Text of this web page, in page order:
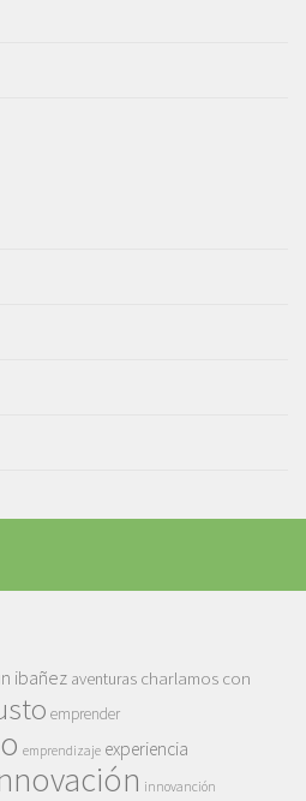
ibañez aventuras charlamos con
emprender
emprendizaje experiencia
innovanción